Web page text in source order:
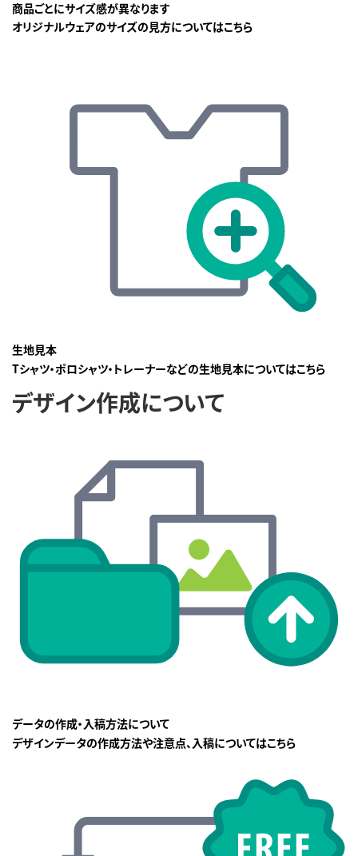
商品ごとにサイズ感が異なります
オリジナルウェアのサイズの見方についてはこちら
生地見本
Tシャツ・ポロシャツ・トレーナーなどの生地見本についてはこちら
デザイン作成について
データの作成・入稿方法について
デザインデータの作成方法や注意点、入稿についてはこちら